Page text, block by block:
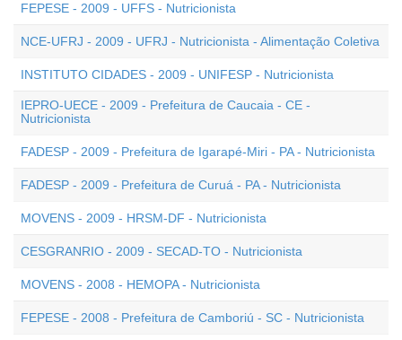
FEPESE - 2009 - UFFS - Nutricionista
NCE-UFRJ - 2009 - UFRJ - Nutricionista - Alimentação Coletiva
INSTITUTO CIDADES - 2009 - UNIFESP - Nutricionista
IEPRO-UECE - 2009 - Prefeitura de Caucaia - CE -
Nutricionista
FADESP - 2009 - Prefeitura de Igarapé-Miri - PA - Nutricionista
FADESP - 2009 - Prefeitura de Curuá - PA - Nutricionista
MOVENS - 2009 - HRSM-DF - Nutricionista
CESGRANRIO - 2009 - SECAD-TO - Nutricionista
MOVENS - 2008 - HEMOPA - Nutricionista
FEPESE - 2008 - Prefeitura de Camboriú - SC - Nutricionista